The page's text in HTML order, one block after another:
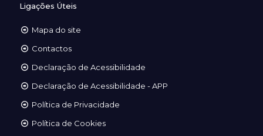
Ligações Úteis
Mapa do site
Contactos
Declaração de Acessibilidade
Declaração de Acessibilidade - APP
Política de Privacidade
Política de Cookies